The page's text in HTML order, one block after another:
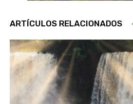
ARTÍCULOS RELACIONADOS